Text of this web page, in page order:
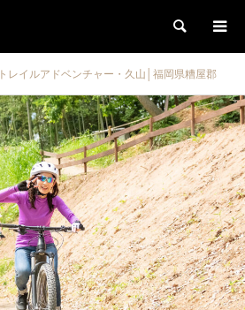
検索
トレイルアドベンチャー・久山│福岡県糟屋郡